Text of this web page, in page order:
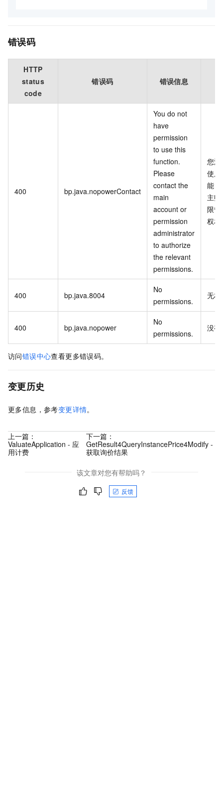
错误码
HTTP
status
code
错误码 错误信息
400 bp.java.nopowerContact
You do not
have
permission
to use this
function.
Please
contact the
main
account or
permission
administrator
to authorize
the relevant
permissions.
您没
使用
能，
主
限管
权相
400 bp.java.8004
No
permissions.
无权
400 bp.java.nopower
No
permissions.
没有
访问错误中心查看更多错误码。
变更历史
更多信息，参考变更详情。
上一篇：
ValuateApplication - 应
用计费
下一篇：
GetResult4QueryInstancePrice4Modify -
获取询价结果
该文章对您有帮助吗？
反馈